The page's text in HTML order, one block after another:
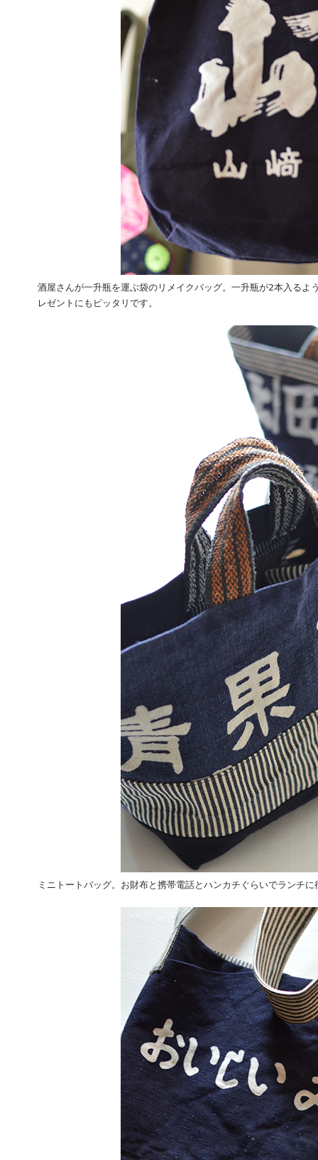
酒屋さんが一升瓶を運ぶ袋のリメイクバッグ。一升瓶が2本入る
レゼントにもピッタリです。
ミニトートバッグ。お財布と携帯電話とハンカチぐらいでランチ